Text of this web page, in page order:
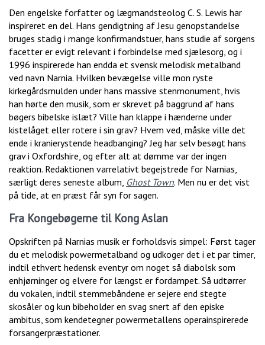
Den engelske forfatter og lægmandsteolog C. S. Lewis har
inspireret en del. Hans gendigtning af Jesu genopstandelse
bruges stadig i mange konfirmandstuer, hans studie af sorgens
facetter er evigt relevant i forbindelse med sjælesorg, og i
1996 inspirerede han endda et svensk melodisk metalband
ved navn Narnia. Hvilken bevægelse ville mon ryste
kirkegårdsmulden under hans massive stenmonument, hvis
han hørte den musik, som er skrevet på baggrund af hans
bøgers bibelske islæt? Ville han klappe i hænderne under
kistelåget eller rotere i sin grav? Hvem ved, måske ville det
ende i kranierystende headbanging? Jeg har selv besøgt hans
grav i Oxfordshire, og efter alt at dømme var der ingen
reaktion. Redaktionen varrelativt begejstrede for Narnias,
særligt deres seneste album, Ghost Town. Men nu er det vist
på tide, at en præst får syn for sagen.
Fra Kongebøgerne til Kong Aslan
Opskriften på Narnias musik er forholdsvis simpel: Først tager
du et melodisk powermetalband og udkoger det i et par timer,
indtil ethvert hedensk eventyr om noget så diabolsk som
enhjørninger og elvere for længst er fordampet. Så udtørrer
du vokalen, indtil stemmebåndene er sejere end stegte
skosåler og kun bibeholder en svag snert af den episke
ambitus, som kendetegner powermetallens operainspirerede
forsangerpræstationer.